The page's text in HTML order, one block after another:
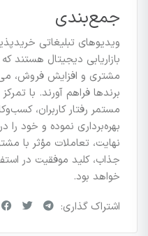
جمع‌بندی
ویدیوهای تبلیغاتی
بازاریابی دیجیتال هستند
مشتری و افزایش فروش،
برندها فراهم آورند. با
مستمر رفتار کاربران،
بهره‌برداری نموده و خود را
نهایت، تعاملات مؤثر با
جذاب، کلید موفقیت در
خواهد بود.
اشتراک گذاری: